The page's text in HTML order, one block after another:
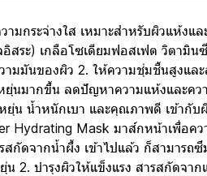
มกระจ่างใส เหมาะสำหรับผิวแห้ง
สระ) เกลือโซเดียมฟอสเฟต วิตา
มมันของผิว 2. ให้ความชุ่มชื้นสูงแล
ยุ่นมากขึ้น ลดปัญหาความแห้งและค
น น้ำหนักเบา และคุณภาพดี เข้ากับ
Mask มาส์กหน้าเพื่อค
กัดจากน้ำผึ้ง เข้าไปแล้ว ก็สามาร
2. บำรุงผิวให้แข็งแรง สารสกัดจ